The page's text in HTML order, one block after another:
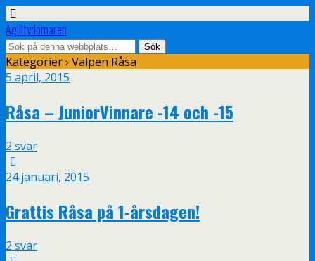
Agilitydomaren
Kategorier › Valpen Råsa
5 april, 2015
Råsa – JuniorVinnare -14 och -15
2 svar
24 januari, 2015
Grattis Råsa på 1-årsdagen!
2 svar